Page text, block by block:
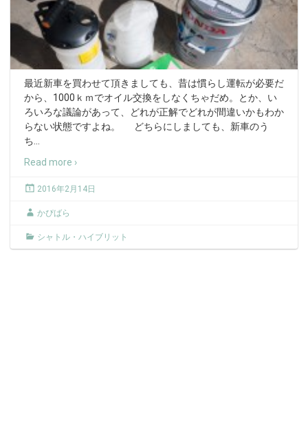
最近新車を買わせて頂きましても、昔は慣らし運転が必要だ
から、1000ｋｍでオイル交換をしなくちゃだめ。とか、い
ろいろな議論があって、どれが正解でどれが間違いかもわか
らない状態ですよね。 どちらにしましても、新車のう
ち
Read more ›
2016年2月14日
かぴばら
シャトル・ハイブリット